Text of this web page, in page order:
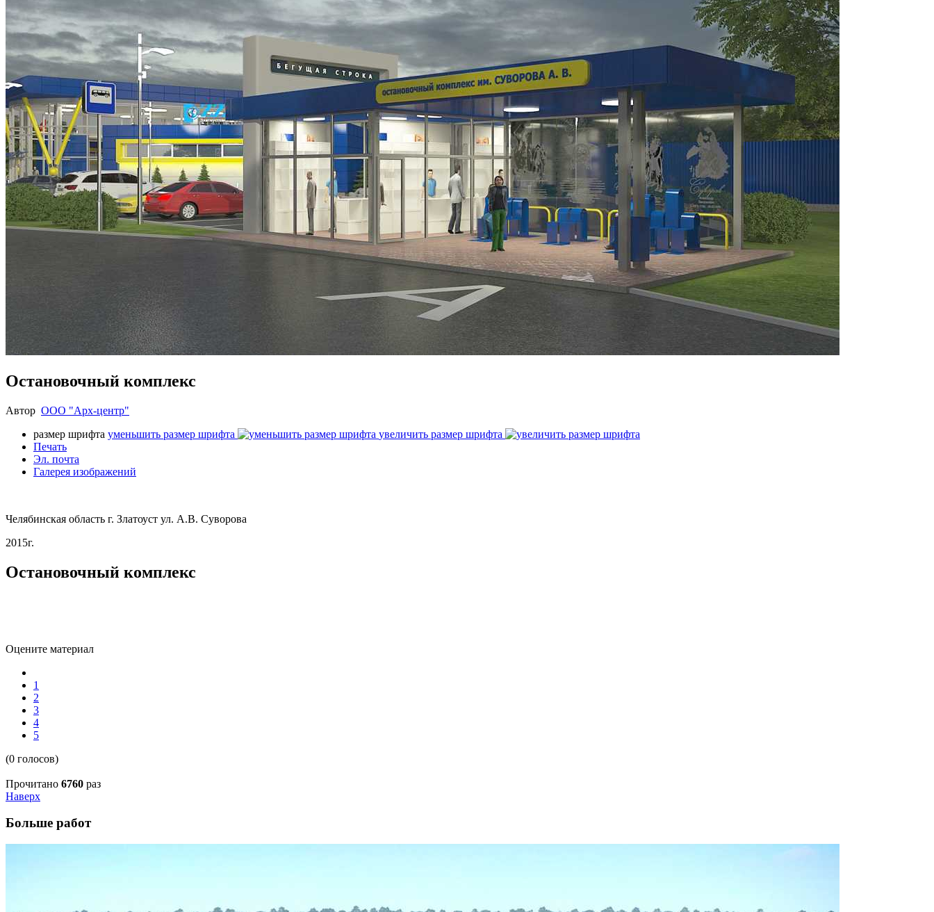
Остановочный комплекс
Автор ООО "Арх-центр"
размер шрифта уменьшить размер шрифта
увеличить размер шрифта
Печать
Эл. почта
Галерея изображений
Челябинская область г. Златоуст ул. А.В. Суворова
2015г.
Остановочный комплекс
Оцените материал
1
2
3
4
5
(0 голосов)
Прочитано 6760 раз
Наверх
Больше работ